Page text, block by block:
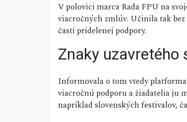
V polovici marca Rada FPU na
viacročných zmlúv. Učinila tak
časti pridelenej podpory.
Znaky uzavretého
Informovala o tom vtedy platforma
viacročnú podporu a žiadatelia ju
napríklad slovenských festivalov,